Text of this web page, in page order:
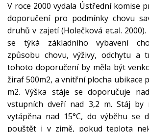
V roce 2000 vydala Ústřední komise
doporučení pro podmínky chovu
druhů v zajetí (Holečková et.al.
se týká základního vybavení
způsobu chovu, výživy, odchytu a
tohoto doporučení by měla být
žiraf 500m2, a vnitřní plocha ubikace
m2. Výška stáje se doporučuje
vstupních dveří nad 3,2 m. Stáj by
vytápěna nad 15°C, do výběhu se
pouštět i v zimě, pokud teplota